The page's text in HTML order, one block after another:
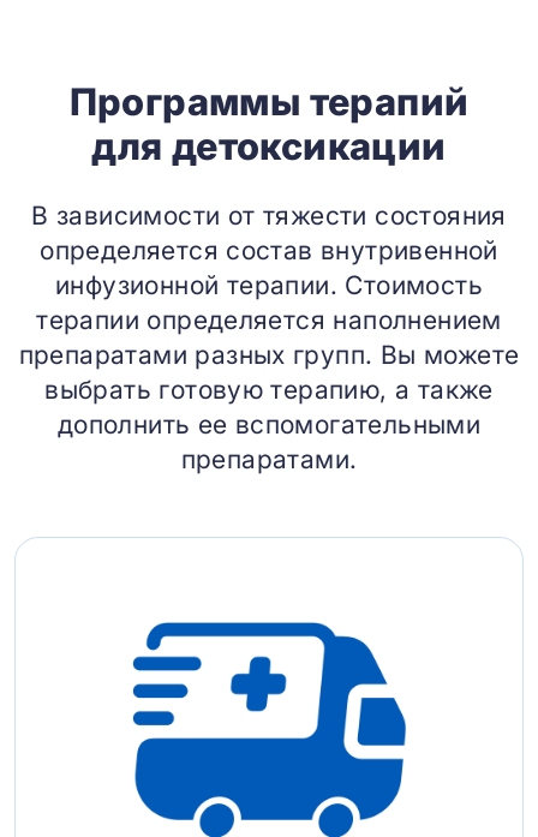
Программы терапий
для детоксикации
В зависимости от тяжести состояния
определяется состав внутривенной
инфузионной терапии. Стоимость
терапии определяется наполнением
препаратами разных групп. Вы можете
выбрать готовую терапию, а также
дополнить ее вспомогательными
препаратами.